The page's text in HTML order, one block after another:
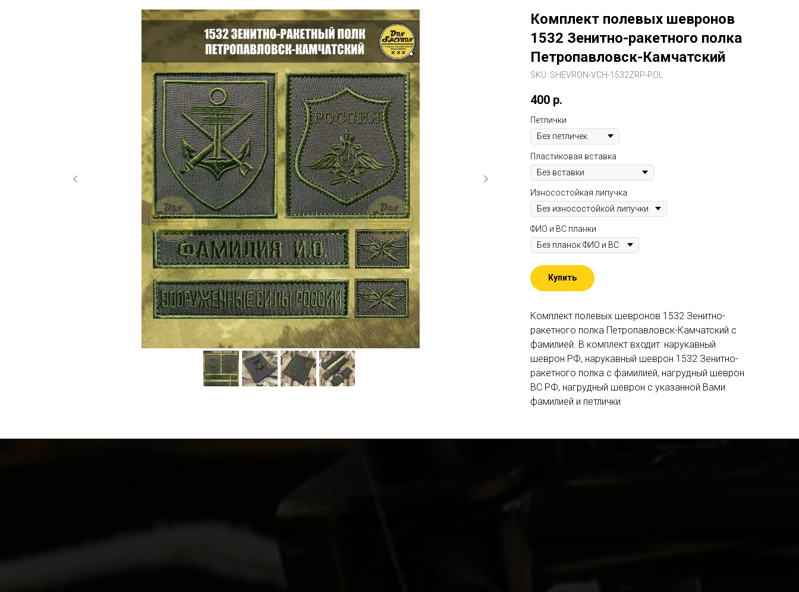
Комплект полевых шевронов
1532 Зенитно-ракетного полка
Петропавловск-Камчатский
SKU: SHEVRON-VCH-1532ZRP-POL
400 р.
Петлички
Пластиковая вставка
Износостойкая липучка
ФИО и ВС планки
Купить
Комплект полевых шевронов 1532 Зенитно-
ракетного полка Петропавловск-Камчатский c
фамилией. В комплект входит: нарукавный
шеврон РФ, нарукавный шеврон 1532 Зенитно-
ракетного полка c фамилией, нагрудный шеврон
ВС РФ, нагрудный шеврон с указанной Вами
фамилией и петлички